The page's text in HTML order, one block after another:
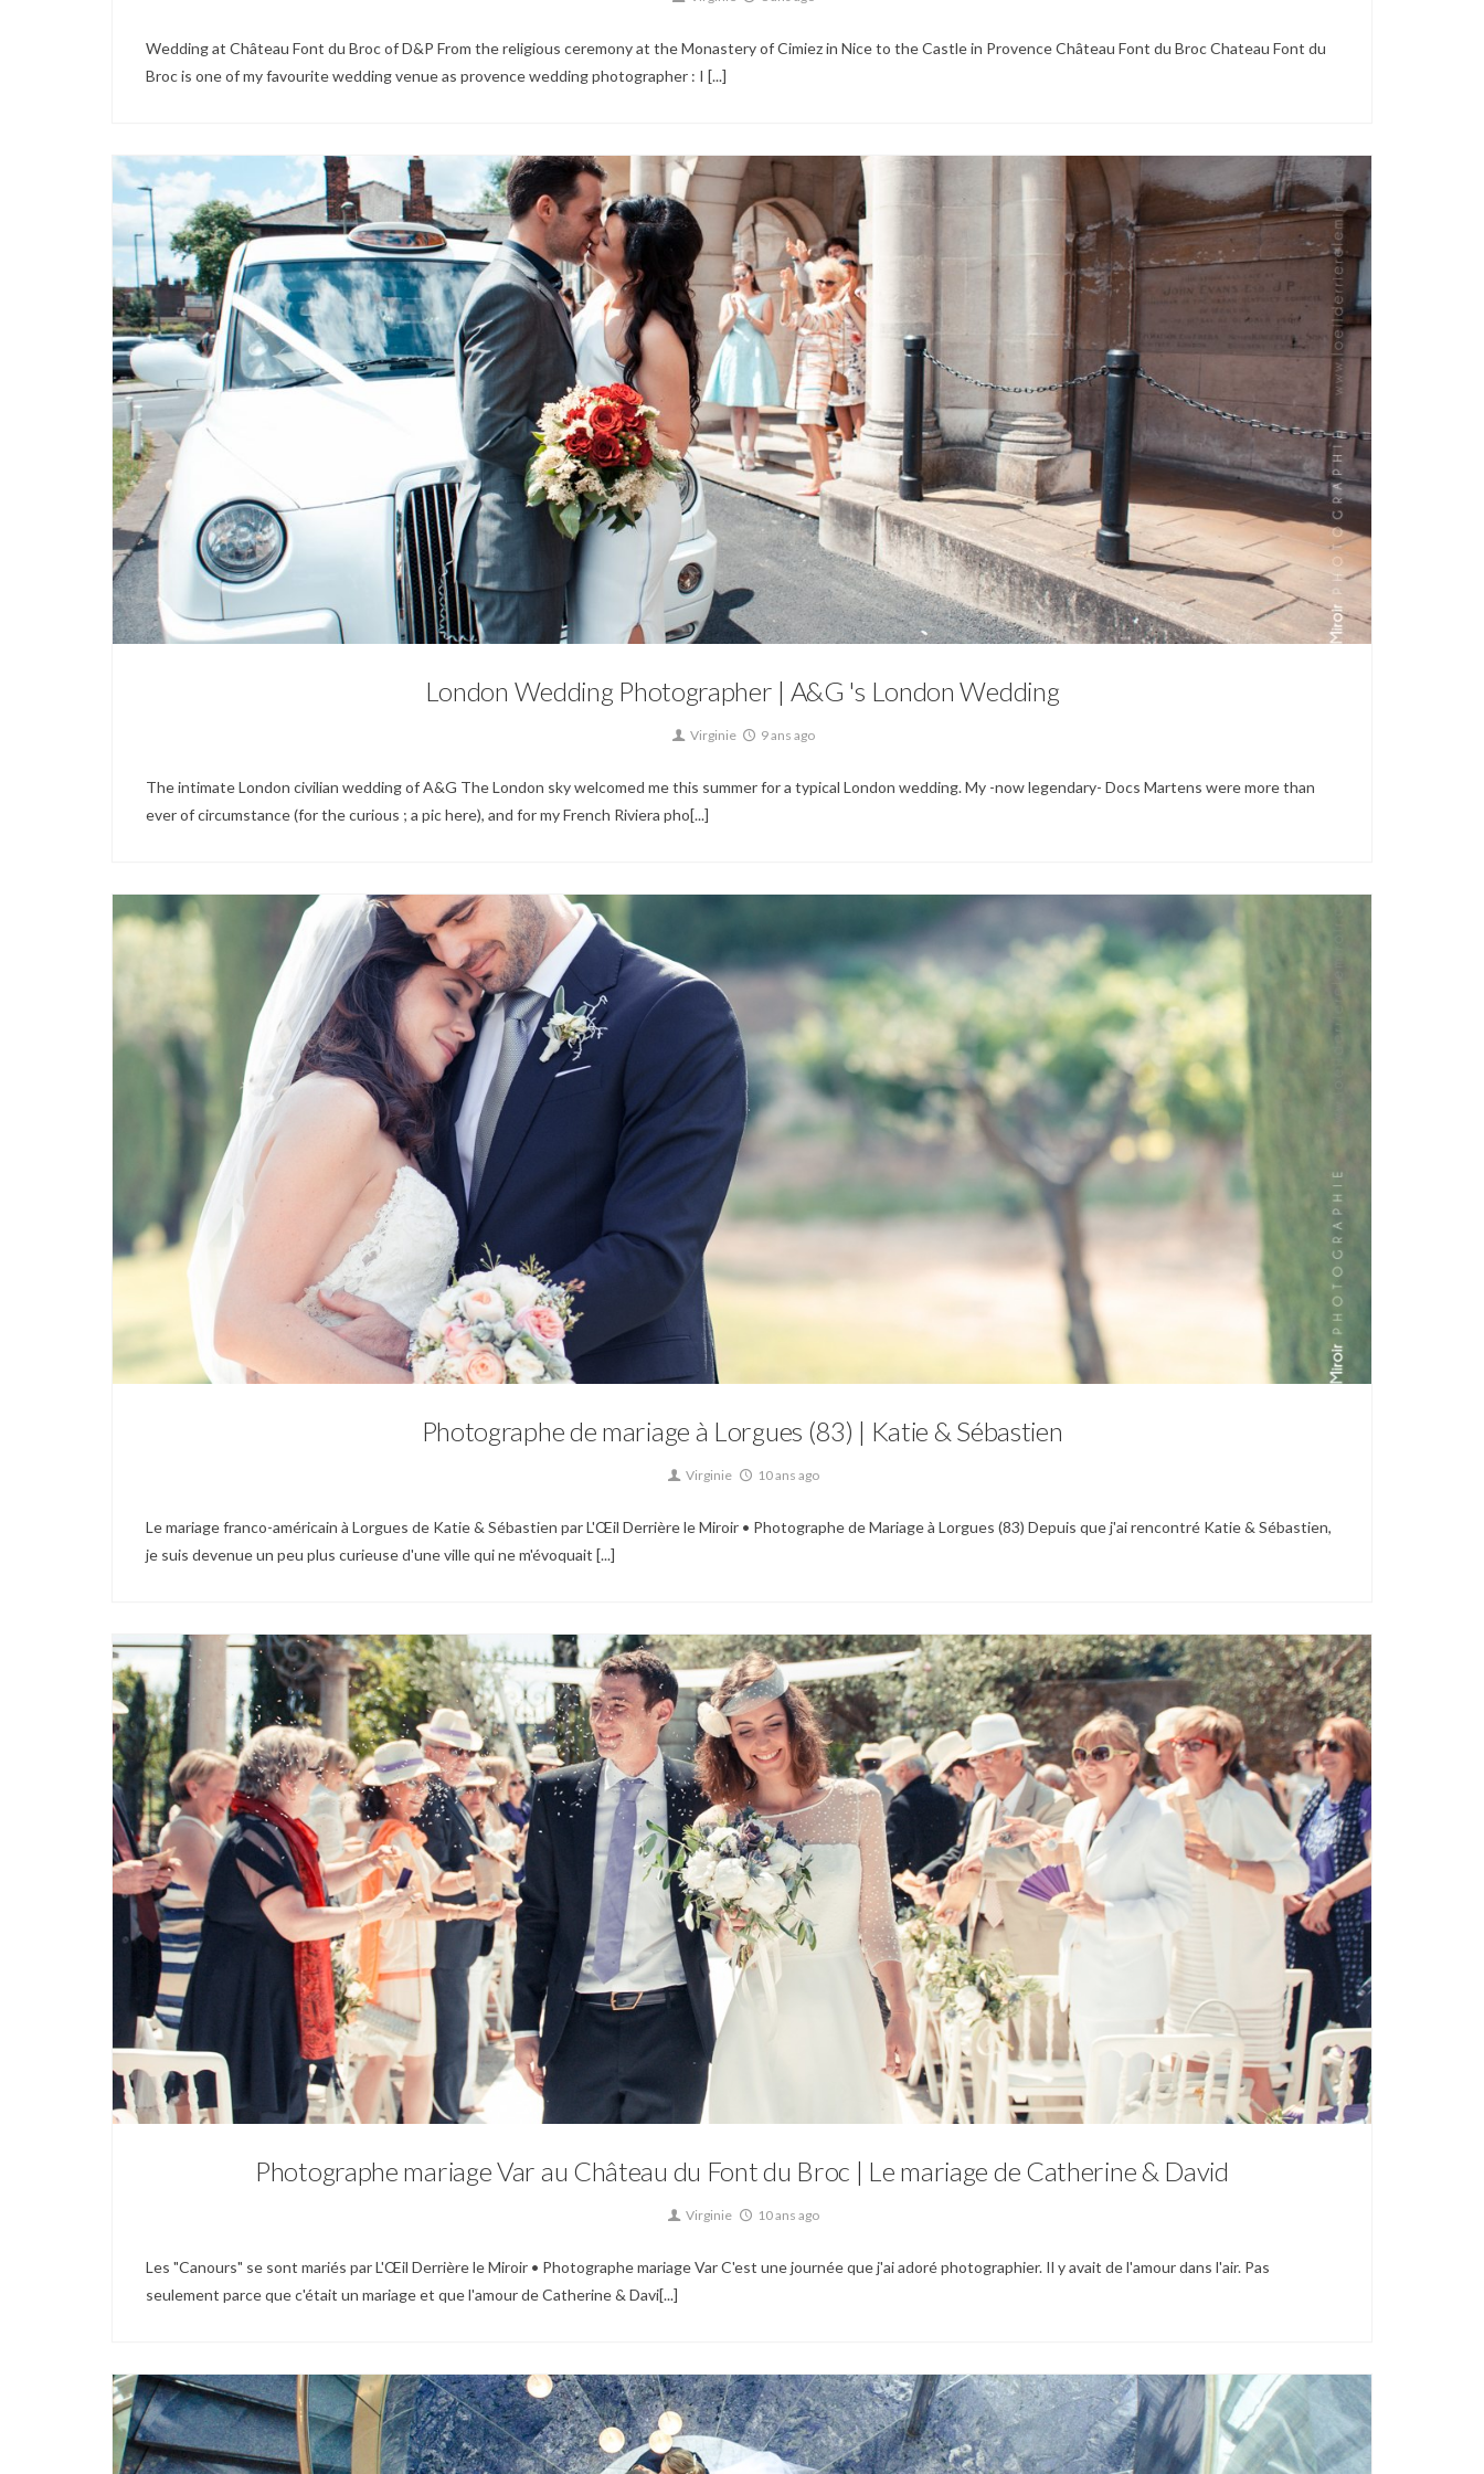
Wedding at Château Font du Broc of D&P From the religious ceremony at the Monastery of Cimiez in Nice to the Castle in Provence Château Font du Broc Chateau Font du
Broc is one of my favourite wedding venue as provence wedding photographer : I [...]
Mariage
London Wedding Photographer | A&G 's London Wedding
Virginie 9 ans ago
The intimate London civilian wedding of A&G The London sky welcomed me this summer for a typical London wedding. My -now legendary- Docs Martens were more than
ever of circumstance (for the curious ; a pic here), and for my French Riviera pho[...]
Photographe de mariage à Lorgues (83) | Katie & Sébastien
Virginie 10 ans ago
Le mariage franco-américain à Lorgues de Katie & Sébastien par L'Œil Derrière le Miroir • Photographe de Mariage à Lorgues (83) Depuis que j'ai rencontré Katie & Sébastien,
je suis devenue un peu plus curieuse d'une ville qui ne m'évoquait [...]
Photographe mariage Var au Château du Font du Broc | Le mariage de Catherine & David
Virginie 10 ans ago
Les "Canours" se sont mariés par L'Œil Derrière le Miroir • Photographe mariage Var C'est une journée que j'ai adoré photographier. Il y avait de l'amour dans l'air. Pas
seulement parce que c'était un mariage et que l'amour de Catherine & Davi[...]